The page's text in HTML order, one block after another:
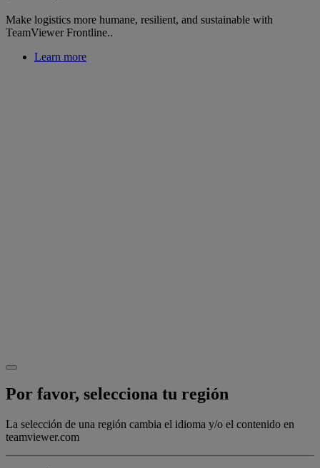
Make logistics more humane, resilient, and sustainable with
TeamViewer Frontline..
Learn more
Por favor, selecciona tu región
La selección de una región cambia el idioma y/o el contenido en
teamviewer.com